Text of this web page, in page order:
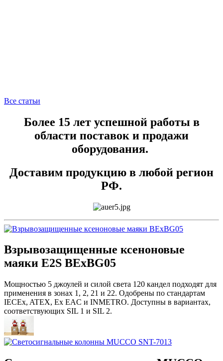
Все статьи
Более 15 лет успешной работы в
области поставок и продажи
оборудования.
Доставим продукцию в любой регион
РФ.
Взрывозащищенные ксеноновые
маяки E2S BExBG05
Мощностью 5 джоулей и силой света 120 кандел подходят для
применения в зонах 1, 2, 21 и 22. Одобрены по стандартам
IECEx, ATEX, Ex EAC и INMETRO. Доступны в вариантах,
соответствующих SIL 1 и SIL 2.